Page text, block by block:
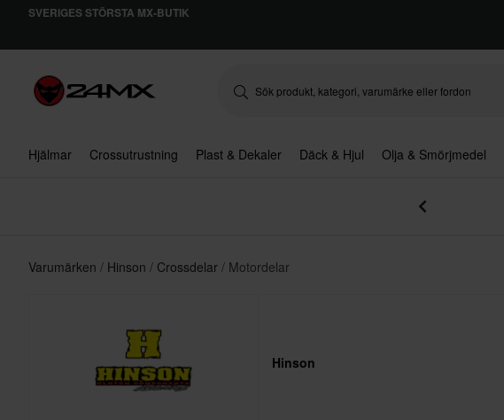
SVERIGES STÖRSTA MX-BUTIK
Hjälmar Crossutrustning Plast & Dekaler Däck & Hjul Olja & Smörjmedel
Varumärken Hinson Crossdelar Motordelar
Hinson